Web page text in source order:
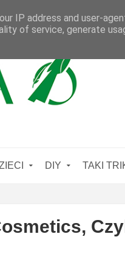
DIY TAKI
IP address and user-
of service, generate